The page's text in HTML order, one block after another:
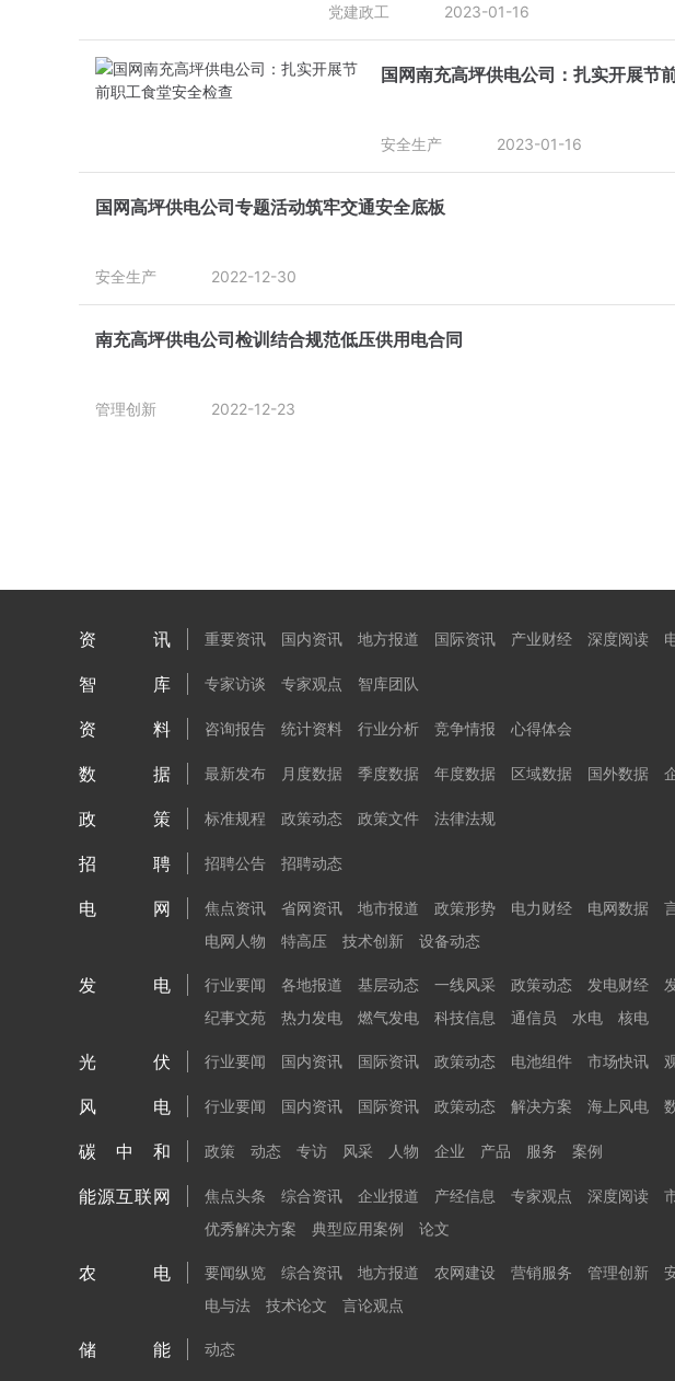
党建政工 2023-01-16
国网南充高坪供电公司：扎实开展节
安全生产 2023-01-16
国网高坪供电公司专题活动筑牢交通安全底板
安全生产 2022-12-30
南充高坪供电公司检训结合规范低压供用电合同
管理创新 2022-12-23
资讯 重要资讯 国内资讯 地方报道 国际资讯 产业财经 深度阅读
智库 专家访谈 专家观点 智库团队
资料 咨询报告 统计资料 行业分析 竞争情报 心得体会
数据 最新发布 月度数据 季度数据 年度数据 区域数据 国外数据
政策 标准规程 政策动态 政策文件 法律法规
招聘 招聘公告 招聘动态
电网 焦点资讯 省网资讯 地市报道 政策形势 电力财经 电网数据
电网人物
特高压 技术创新 设备动态
发电 行业要闻 各地报道 基层动态 一线风采 政策动态 发电财经
纪事文苑
热力发电 燃气发电 科技信息 通信员 水电 核电
光伏 行业要闻 国内资讯 国际资讯 政策动态 电池组件 市场快讯
风电 行业要闻 国内资讯 国际资讯 政策动态 解决方案 海上风电
碳中和 政策 动态 专访 风采 人物 企业 产品 服务 案例
能源互联网 焦点头条 综合资讯 企业报道 产经信息 专家观点 深度阅读
优秀解决方案
典型应用案例 论文
农电 要闻纵览 综合资讯 地方报道 农网建设 营销服务 管理创新
电与法
技术论文 言论观点
储能 动态